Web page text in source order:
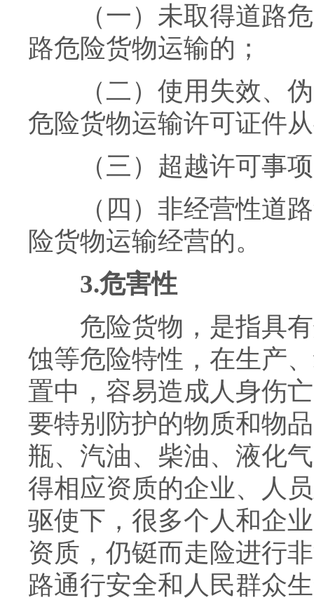
（一）未取得道路危
路危险货物运输的；
（二）使用失效、伪
危险货物运输许可证件
（三）超越许可事项
（四）非经营性道路
险货物运输经营的。
3.危害性
危险货物，是指具有
蚀等危险特性，在生产
置中，容易造成人身伤
要特别防护的物质和物
瓶、汽油、柴油、液化
得相应资质的企业、人
驱使下，很多个人和企
资质，仍铤而走险进行
路通行安全和人民群众